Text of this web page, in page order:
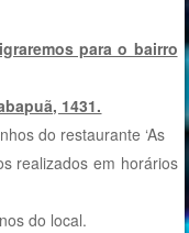
para o bairro
1431.
do restaurante ‘As
realizados em horários
do local.